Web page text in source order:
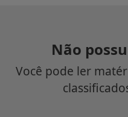
Não
Você pode ler